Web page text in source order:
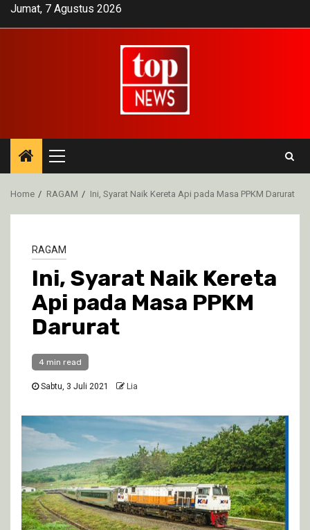
SkipJumat, 7 Agustus 2026
Primary
Menu
Home RAGAM Ini, Syarat Naik Kereta Api pada Masa PPKM Darurat
RAGAM
Ini, Syarat Naik Kereta
Api pada Masa PPKM
Darurat
4 min read
Sabtu, 3 Juli 2021 Lia